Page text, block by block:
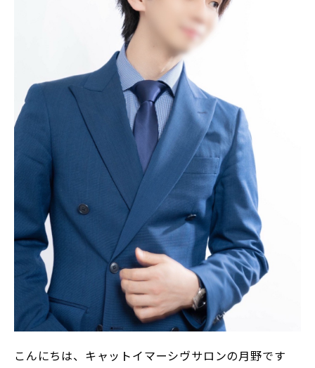
こんにちは、キャットイマーシヴサロンの月野です